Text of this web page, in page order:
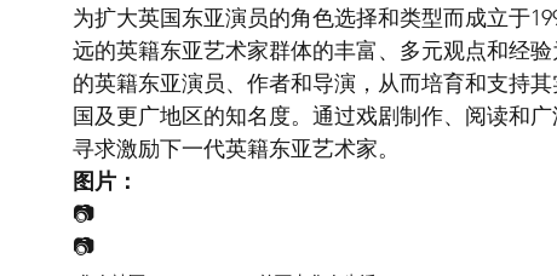
为扩大英国东亚演员的角色选择和类型而成立于
远的英籍东亚艺术家群体的丰富、多元观点和经
的英籍东亚演员、作者和导演，从而培育和支持
国及更广地区的知名度。通过戏剧制作、阅读和
寻求激励下一代英籍东亚艺术家。
图片：
📷
📷